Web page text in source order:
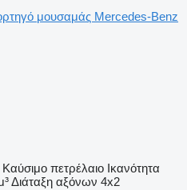
μουσαμάς Mercedes-Benz
Καύσιμο πετρέλαιο Ικανότητα
Διάταξη αξόνων 4x2